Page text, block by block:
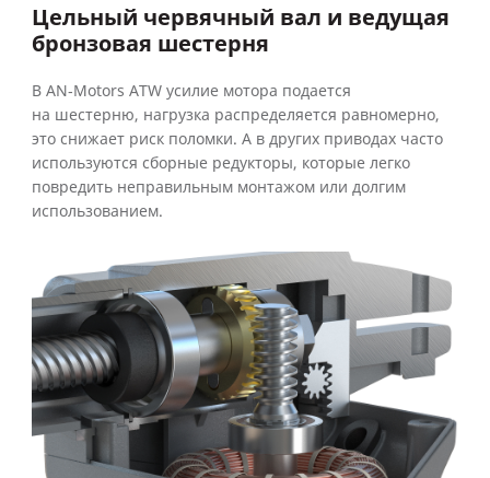
Цельный червячный вал и ведущая
бронзовая шестерня
В AN‑Motors ATW усилие мотора подается
на шестерню, нагрузка распределяется равномерно,
это снижает риск поломки. А в других приводах часто
используются сборные редукторы, которые легко
повредить неправильным монтажом или долгим
использованием.